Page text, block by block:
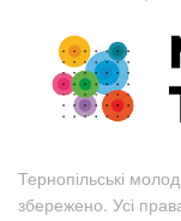
Тернопільські
збережено. Усі